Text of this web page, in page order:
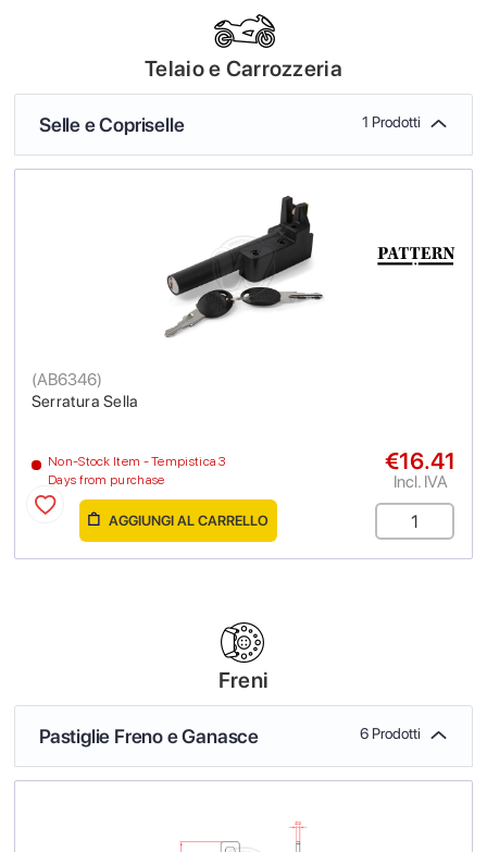
Telaio e Carrozzeria
Selle e Copriselle 1 Prodotti
Serratura Sella
(AB6346)
Non-Stock Item - Tempistica 3
Days from purchase
€16.41
Incl. IVA
AGGIUNGI AL CARRELLO
Freni
Pastiglie Freno e Ganasce 6 Prodotti